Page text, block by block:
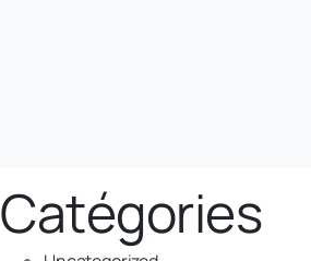
Catégories